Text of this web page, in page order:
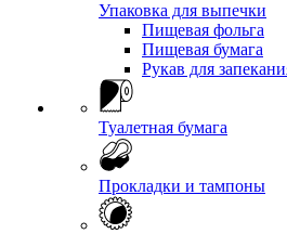
Упаковка для выпечки
Пищевая фольга
Пищевая бумага
Рукав для
Туалетная бумага
Прокладки и тампоны